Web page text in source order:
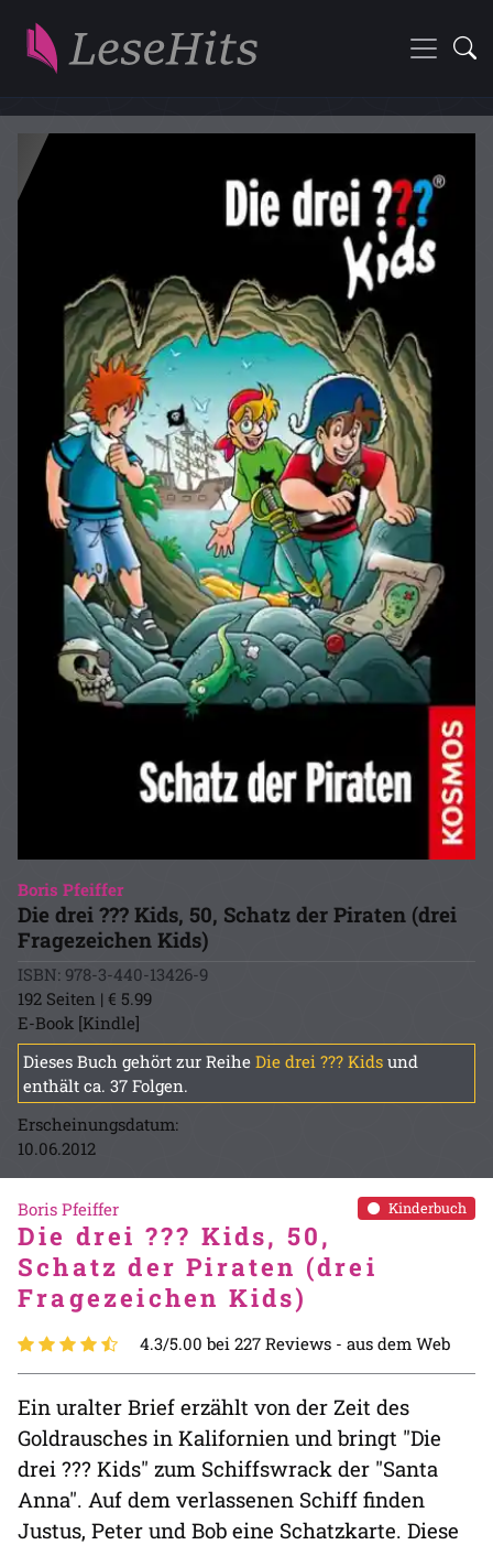
Boris Pfeiffer
Die drei ??? Kids, 50, Schatz der Piraten (drei
Fragezeichen Kids)
ISBN: 978-3-440-13426-9
192 Seiten | € 5.99
E-Book [Kindle]
Dieses Buch gehört zur Reihe Die drei ??? Kids und
enthält ca. 37 Folgen.
Erscheinungsdatum:
10.06.2012
Kinderbuch
Boris Pfeiffer
Die drei ??? Kids, 50,
Schatz der Piraten (drei
Fragezeichen Kids)
4.3/5.00 bei 227 Reviews - aus dem Web
Ein uralter Brief erzählt von der Zeit des
Goldrausches in Kalifornien und bringt "Die
drei ??? Kids" zum Schiffswrack der "Santa
Anna". Auf dem verlassenen Schiff finden
Justus, Peter und Bob eine Schatzkarte. Diese